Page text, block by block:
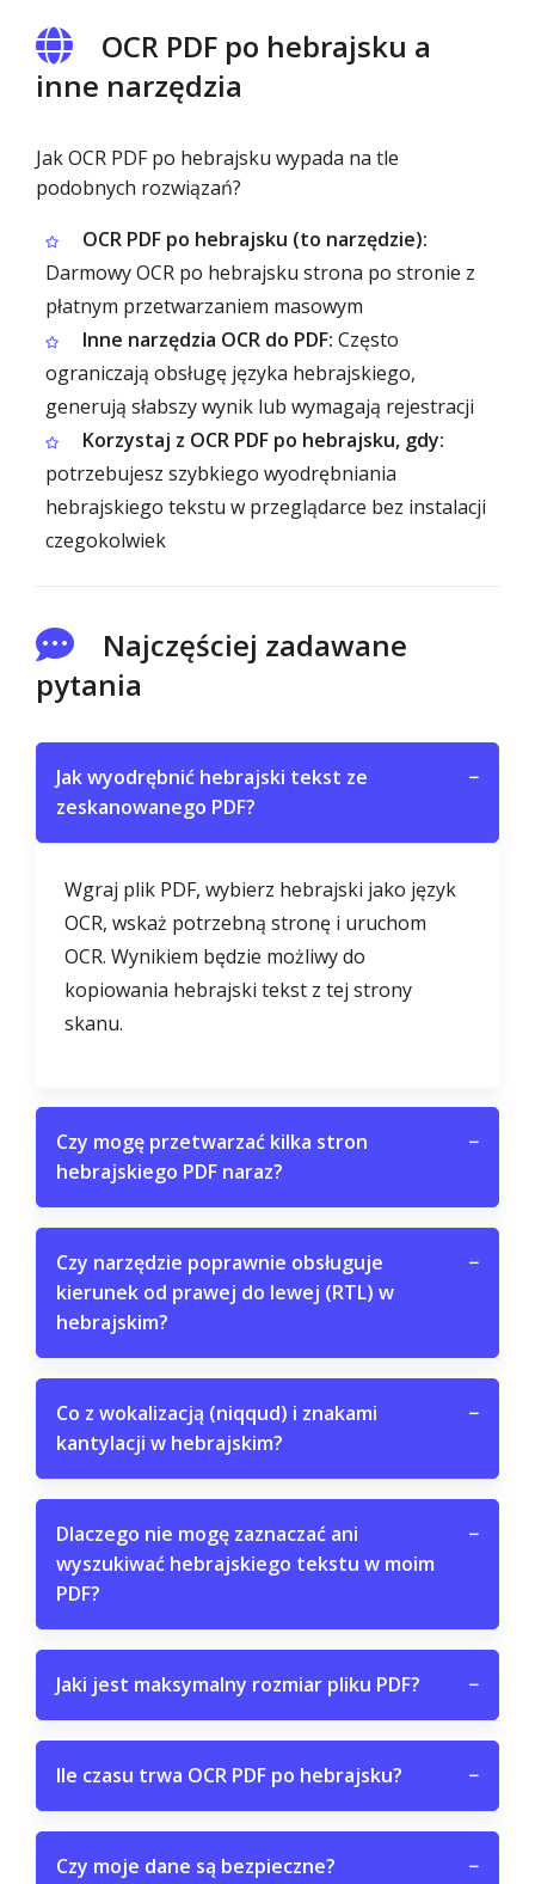
OCR PDF po hebrajsku a
inne narzędzia
Jak OCR PDF po hebrajsku wypada na tle
podobnych rozwiązań?
OCR PDF po hebrajsku (to narzędzie):
Darmowy OCR po hebrajsku strona po stronie z
płatnym przetwarzaniem masowym
Inne narzędzia OCR do PDF: Często
ograniczają obsługę języka hebrajskiego,
generują słabszy wynik lub wymagają rejestracji
Korzystaj z OCR PDF po hebrajsku, gdy:
potrzebujesz szybkiego wyodrębniania
hebrajskiego tekstu w przeglądarce bez instalacji
czegokolwiek
Najczęściej zadawane
pytania
Jak wyodrębnić hebrajski tekst ze
zeskanowanego PDF?
−
Wgraj plik PDF, wybierz hebrajski jako język
OCR, wskaż potrzebną stronę i uruchom
OCR. Wynikiem będzie możliwy do
kopiowania hebrajski tekst z tej strony
skanu.
Czy mogę przetwarzać kilka stron
hebrajskiego PDF naraz?
−
Czy narzędzie poprawnie obsługuje
kierunek od prawej do lewej (RTL) w
hebrajskim?
−
Co z wokalizacją (niqqud) i znakami
kantylacji w hebrajskim?
−
Dlaczego nie mogę zaznaczać ani
wyszukiwać hebrajskiego tekstu w moim
PDF?
−
Jaki jest maksymalny rozmiar pliku PDF? −
Ile czasu trwa OCR PDF po hebrajsku? −
Czy moje dane są bezpieczne? −